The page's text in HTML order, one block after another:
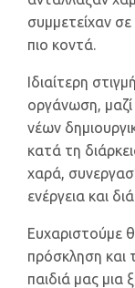
συμμετείχαν
πιο κοντά.
Ιδιαίτερη
οργάνωση,
νέων
κατά τη
χαρά,
ενέργεια και
Ευχαριστούμε
πρόσκληση και
παιδιά μας μια